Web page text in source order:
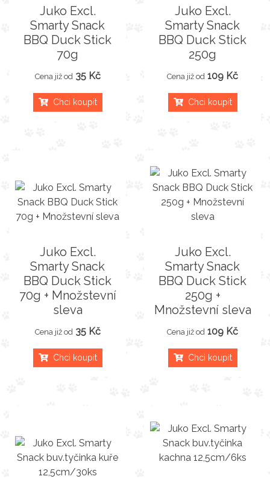
Juko Excl.
Smarty Snack
BBQ Duck Stick
70g
Cena již od 35 Kč
Chci koupit
Juko Excl.
Smarty Snack
BBQ Duck Stick
250g
Cena již od 109 Kč
Chci koupit
Juko Excl.
Smarty Snack
BBQ Duck Stick
70g + Množstevní
sleva
Cena již od 35 Kč
Chci koupit
Juko Excl.
Smarty Snack
BBQ Duck Stick
250g +
Množstevní sleva
Cena již od 109 Kč
Chci koupit